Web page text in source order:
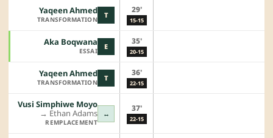
T
Yaqeen Ahmed
TRANSFORMATION
29'
15-15
E
Aka Boqwana
ESSAI
35'
20-15
T
Yaqeen Ahmed
TRANSFORMATION
36'
22-15
↔
Vusi Simphiwe Moyo
→︎ Ethan Adams
REMPLACEMENT
37'
22-15